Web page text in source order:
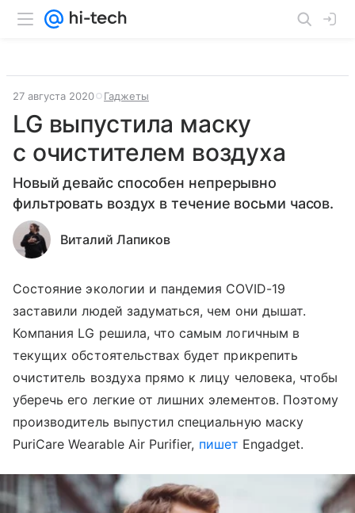
27 августа 2020 Гаджеты
LG выпустила маску
с очистителем воздуха
Новый девайс способен непрерывно
фильтровать воздух в течение восьми часов.
Виталий Лапиков
Состояние экологии и пандемия COVID-19
заставили людей задуматься, чем они дышат.
Компания LG решила, что самым логичным в
текущих обстоятельствах будет прикрепить
очиститель воздуха прямо к лицу человека, чтобы
уберечь его легкие от лишних элементов. Поэтому
производитель выпустил специальную маску
PuriCare Wearable Air Purifier, пишет Engadget.